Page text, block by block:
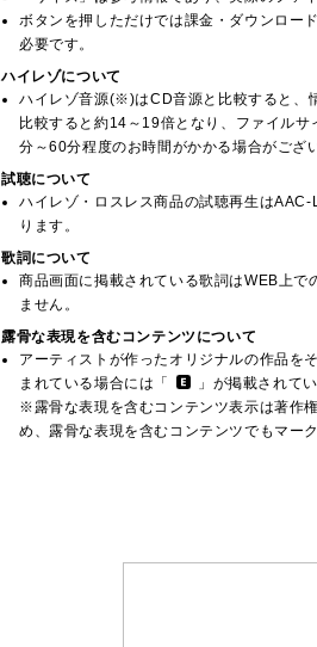
ボタンを押しただけでは課金・ダウンロー
必要です。
ハイレゾについて
ハイレゾ音源(※)はCD音源と比較すると、
比較すると約14～19倍となり、ファイル
分～60分程度のお時間がかかる場合がご
試聴について
ハイレゾ・ロスレス商品の試聴再生は
ります。
歌詞について
商品画面に掲載されている歌詞はWEB上で
ません。
露骨な表現を含むコンテンツについて
アーティストが作ったオリジナルの作品を
まれている場合には「
」が掲載されてい
※露骨な表現を含むコンテンツ表示は著作
め、露骨な表現を含むコンテンツでもマー